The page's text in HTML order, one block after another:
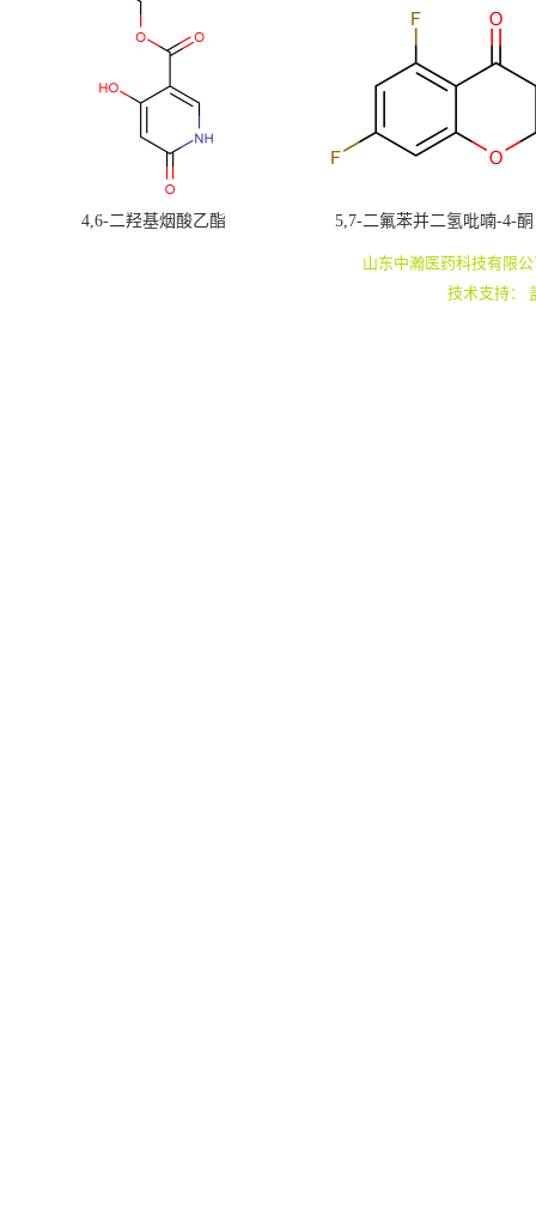
4,6-二羟基烟酸乙酯 5,7-二氟苯并二氢吡喃-4-酮
山东中瀚医药科技有限
技术支持：